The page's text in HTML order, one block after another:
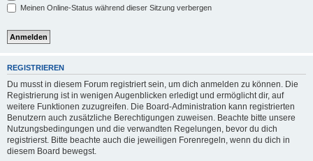
Meinen Online-Status während dieser Sitzung verbergen
REGISTRIEREN
Du musst in diesem Forum registriert sein, um dich anmelden zu können. Die
Registrierung ist in wenigen Augenblicken erledigt und ermöglicht dir, auf
weitere Funktionen zuzugreifen. Die Board-Administration kann registrierten
Benutzern auch zusätzliche Berechtigungen zuweisen. Beachte bitte unsere
Nutzungsbedingungen und die verwandten Regelungen, bevor du dich
registrierst. Bitte beachte auch die jeweiligen Forenregeln, wenn du dich in
diesem Board bewegst.